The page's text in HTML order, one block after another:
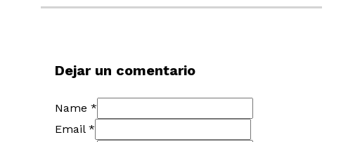
Dejar un comentario
Name *
Email *